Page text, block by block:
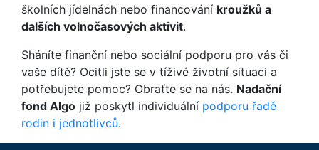
školních jídelnách nebo financování kroužků a
dalších volnočasových aktivit.
Sháníte finanční nebo sociální podporu pro vás či
vaše dítě? Ocitli jste se v tíživé životní situaci a
potřebujete pomoc? Obraťte se na nás. Nadační
fond Algo již poskytl individuální podporu řadě
rodin i jednotlivců.